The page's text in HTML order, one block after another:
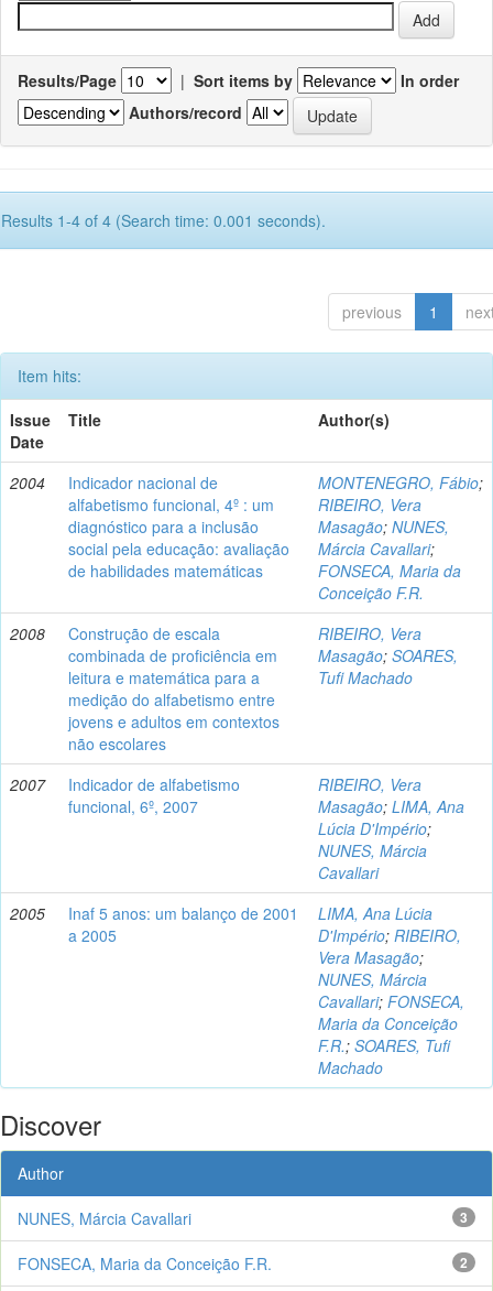
Results/Page | Sort items by
In order
Authors/record
Results 1-4 of 4 (Search time: 0.001 seconds).
previous 1
Item hits:
Issue
Date
Title Author(s)
2004
Indicador nacional de
alfabetismo funcional, 4º : um
diagnóstico para a inclusão
social pela educação: avaliação
de habilidades matemáticas
MONTENEGRO, Fábio;
RIBEIRO, Vera
Masagão; NUNES,
Márcia Cavallari;
FONSECA, Maria da
Conceição F.R.
2008
Construção de escala
combinada de proficiência em
leitura e matemática para a
medição do alfabetismo entre
jovens e adultos em contextos
não escolares
RIBEIRO, Vera
Masagão; SOARES,
Tufi Machado
2007
Indicador de alfabetismo
funcional, 6º, 2007
RIBEIRO, Vera
Masagão; LIMA, Ana
Lúcia D'Império;
NUNES, Márcia
Cavallari
2005
Inaf 5 anos: um balanço de 2001
a 2005
LIMA, Ana Lúcia
D'Império; RIBEIRO,
Vera Masagão;
NUNES, Márcia
Cavallari; FONSECA,
Maria da Conceição
F.R.; SOARES, Tufi
Machado
Discover
Author
3
NUNES, Márcia Cavallari
2
FONSECA, Maria da Conceição F.R.